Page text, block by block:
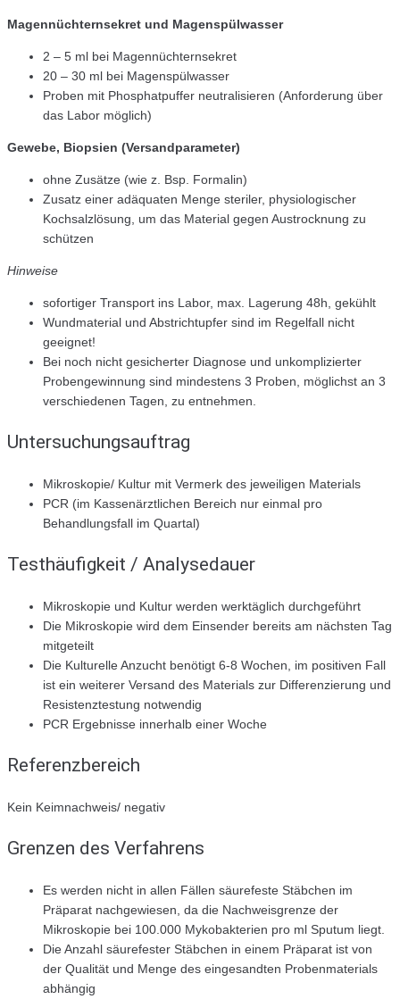
Magennüchternsekret und Magenspülwasser
2 – 5 ml bei Magennüchternsekret
20 – 30 ml bei Magenspülwasser
Proben mit Phosphatpuffer neutralisieren (Anforderung über
das Labor möglich)
Gewebe, Biopsien (Versandparameter)
ohne Zusätze (wie z. Bsp. Formalin)
Zusatz einer adäquaten Menge steriler, physiologischer
Kochsalzlösung, um das Material gegen Austrocknung zu
schützen
Hinweise
sofortiger Transport ins Labor, max. Lagerung 48h, gekühlt
Wundmaterial und Abstrichtupfer sind im Regelfall nicht
geeignet!
Bei noch nicht gesicherter Diagnose und unkomplizierter
Probengewinnung sind mindestens 3 Proben, möglichst an 3
verschiedenen Tagen, zu entnehmen.
Untersuchungsauftrag
Mikroskopie/ Kultur mit Vermerk des jeweiligen Materials
PCR (im Kassenärztlichen Bereich nur einmal pro
Behandlungsfall im Quartal)
Testhäufigkeit / Analysedauer
Mikroskopie und Kultur werden werktäglich durchgeführt
Die Mikroskopie wird dem Einsender bereits am nächsten Tag
mitgeteilt
Die Kulturelle Anzucht benötigt 6-8 Wochen, im positiven Fall
ist ein weiterer Versand des Materials zur Differenzierung und
Resistenztestung notwendig
PCR Ergebnisse innerhalb einer Woche
Referenzbereich
Kein Keimnachweis/ negativ
Grenzen des Verfahrens
Es werden nicht in allen Fällen säurefeste Stäbchen im
Präparat nachgewiesen, da die Nachweisgrenze der
Mikroskopie bei 100.000 Mykobakterien pro ml Sputum liegt.
Die Anzahl säurefester Stäbchen in einem Präparat ist von
der Qualität und Menge des eingesandten Probenmaterials
abhängig